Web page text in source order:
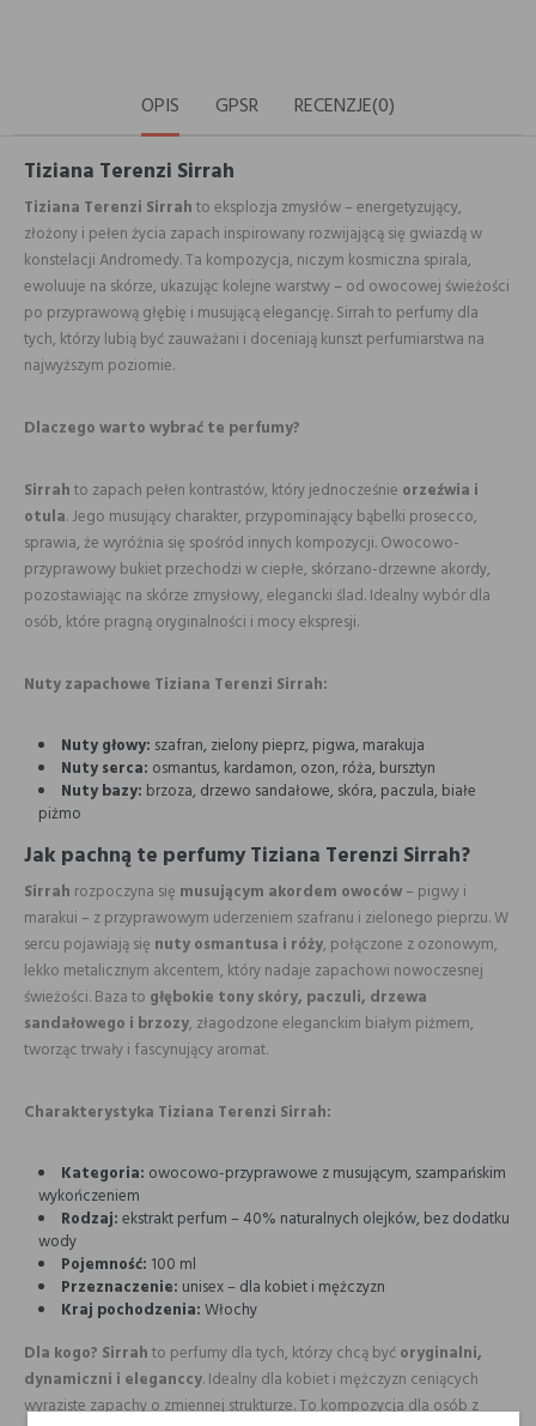
OPIS GPSR RECENZJE(0)
Tiziana Terenzi Sirrah
Tiziana Terenzi Sirrahto eksplozja zmysłów – energetyzujący,
złożony i pełen życia zapach inspirowany rozwijającą się gwiazdą w
konstelacji Andromedy. Ta kompozycja, niczym kosmiczna spirala,
ewoluuje na skórze, ukazując kolejne warstwy – od owocowej świeżości
po przyprawową głębię i musującą elegancję. Sirrah to perfumy dla
tych, którzy lubią być zauważani i doceniają kunszt perfumiarstwa na
najwyższym poziomie.
Dlaczego warto wybrać te perfumy?
Sirrahto zapach pełen kontrastów, który jednocześnie orzeźwia i
otula. Jego musujący charakter, przypominający bąbelki prosecco,
sprawia, że wyróżnia się spośród innych kompozycji. Owocowo-
przyprawowy bukiet przechodzi w ciepłe, skórzano-drzewne akordy,
pozostawiając na skórze zmysłowy, elegancki ślad. Idealny wybór dla
osób, które pragną oryginalności i mocy ekspresji.
Nuty zapachowe Tiziana Terenzi Sirrah:
Nuty głowy: szafran, zielony pieprz, pigwa, marakuja
Nuty serca: osmantus, kardamon, ozon, róża, bursztyn
Nuty bazy: brzoza, drzewo sandałowe, skóra, paczula, białe
piżmo
Jak pachną te perfumy Tiziana Terenzi Sirrah?
Sirrah rozpoczyna się musującym akordem owoców– pigwy i
marakui – z przyprawowym uderzeniem szafranu i zielonego pieprzu. W
sercu pojawiają się nuty osmantusa i róży, połączone z ozonowym,
lekko metalicznym akcentem, który nadaje zapachowi nowoczesnej
świeżości. Baza to głębokie tony skóry, paczuli, drzewa
sandałowego i brzozy, złagodzone eleganckim białym piżmem,
tworząc trwały i fascynujący aromat.
Charakterystyka Tiziana Terenzi Sirrah:
Kategoria: owocowo-przyprawowe z musującym, szampańskim
wykończeniem
Rodzaj:ekstrakt perfum – 40% naturalnych olejków, bez dodatku
wody
Pojemność: 100 ml
Przeznaczenie: unisex – dla kobiet i mężczyzn
Kraj pochodzenia:Włochy
Dla kogo? Sirrahto perfumy dla tych, którzy chcą byćoryginalni,
dynamiczni i eleganccy. Idealny dla kobiet i mężczyzn ceniących
wyraziste zapachy o zmiennej strukturze. To kompozycja dla osób z